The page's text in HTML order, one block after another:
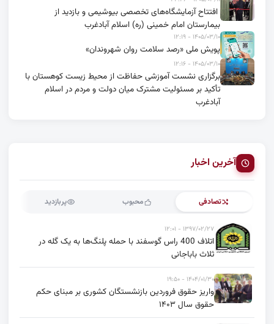
افتتاح آزمایشگاه‌های تخصصی بیوشیمی و بازدید از
بیمارستان امام خمینی (ره) اسلام آبادغرب
۱۴۰۵/۰۳/۱۰ - ۱۲:۱۹
پویش ملی «رصد سلامت روان شهروندان»
۱۴۰۵/۰۳/۱۰ - ۱۲:۱۶
برگزاری نشست آموزشی حفاظت از محیط زیست کوهستان با
تأکید بر مسئولیت مشترک میان دولت و مردم در اسلام
آبادغرب
آخرین اخبار
تصادفی محبوب پربازدید
۱۳۹۷/۰۲/۲۷ - ۱۲:۰۱
اتلاف 400 راس گوسفند با حمله پلنگ‌ها به یک گله در
ثلاث باباجانی
۱۴۰۴/۰۱/۳۰ - ۱۹:۵۰
واریز حقوق فروردین بازنشستگان کشوری بر مبنای حکم
حقوق سال ۱۴۰۳